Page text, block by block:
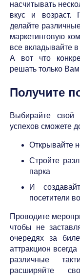
насчитывать
вкус и возраст.
делайте
маркетинговую
все вкладывайте
А вот что
решать только
Получите
Выбирайте свой
успехов сможете
Открывайте
Стройте
парка
И
посетители
Проводите
чтобы не
очередях за
аттракцион
различные
расширяйте